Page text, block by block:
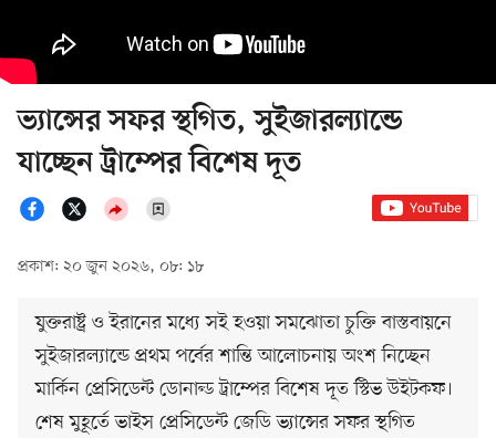
ভ্যান্সের সফর স্থগিত, সুইজারল্যান্ডে
যাচ্ছেন ট্রাম্পের বিশেষ দূত
প্রকাশ: ২০ জুন ২০২৬, ০৮: ১৮
যুক্তরাষ্ট্র ও ইরানের মধ্যে সই হওয়া সমঝোতা চুক্তি বাস্তবায়নে
সুইজারল্যান্ডে প্রথম পর্বের শান্তি আলোচনায় অংশ নিচ্ছেন
মার্কিন প্রেসিডেন্ট ডোনাল্ড ট্রাম্পের বিশেষ দূত স্টিভ উইটকফ।
শেষ মুহূর্তে ভাইস প্রেসিডেন্ট জেডি ভ্যান্সের সফর স্থগিত